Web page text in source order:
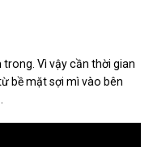
Vì vậy cần thời gian
bề mặt sợi mì vào bên